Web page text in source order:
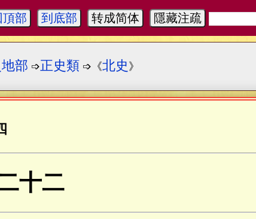
頂部 到底部 转成简体 隱藏注疏
地部 ➩正史類 ➩《北史 》
十二